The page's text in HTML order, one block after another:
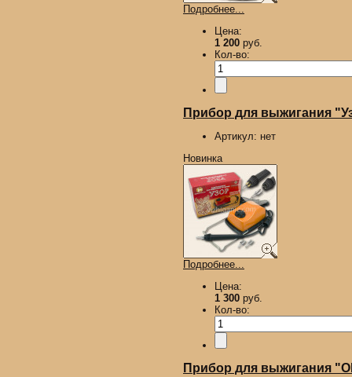
Подробнее...
Цена:
1 200 руб.
Кол-во:
Прибор для выжигания
Артикул: нет
Новинка
Подробнее...
Цена:
1 300 руб.
Кол-во:
Прибор для выжигания